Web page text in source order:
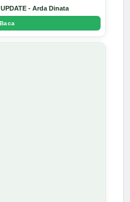
- Arda Dinata